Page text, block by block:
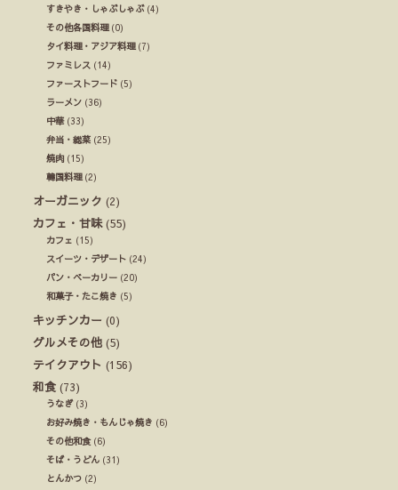
すきやき・しゃぶしゃぶ(4)
その他各国料理(0)
タイ料理・アジア料理(7)
ファミレス (14)
ファーストフード (5)
ラーメン (36)
中華(33)
弁当・総菜 (25)
焼肉 (15)
韓国料理(2)
オーガニック (2)
カフェ・甘味(55)
カフェ (15)
スイーツ・デザート (24)
パン・ベーカリー (20)
和菓子・たこ焼き (5)
キッチンカー (0)
グルメその他 (5)
テイクアウト (156)
和食 (73)
うなぎ(3)
お好み焼き・もんじゃ焼き (6)
その他和食(6)
そば・うどん (31)
とんかつ (2)